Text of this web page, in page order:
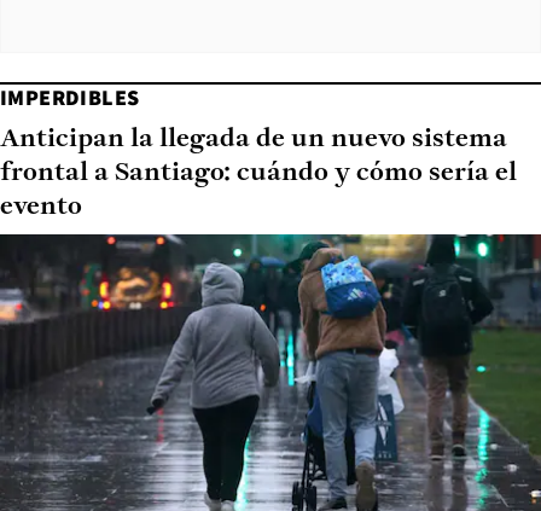
IMPERDIBLES
Anticipan la llegada de un nuevo sistema
frontal a Santiago: cuándo y cómo sería el
evento